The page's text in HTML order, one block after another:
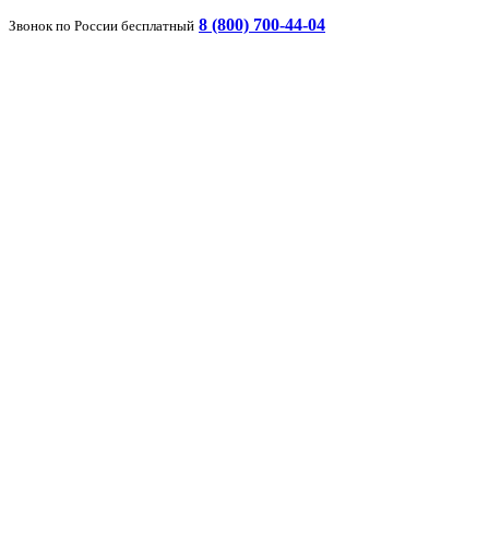
Звонок по России бесплатный 8 (800) 700-44-04